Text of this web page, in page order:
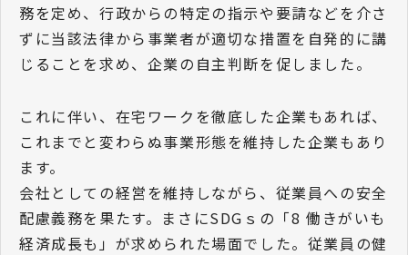
務を定め、行政からの特定の指示や要請などを介さ
ずに当該法律から事業者が適切な措置を自発的に講
じることを求め、企業の自主判断を促しました。
これに伴い、在宅ワークを徹底した企業もあれば、
これまでと変わらぬ事業形態を維持した企業もあり
ます。
会社としての経営を維持しながら、従業員への安全
配慮義務を果たす。まさにSDGｓの「8 働きがいも
経済成長も」が求められた場面でした。従業員の健